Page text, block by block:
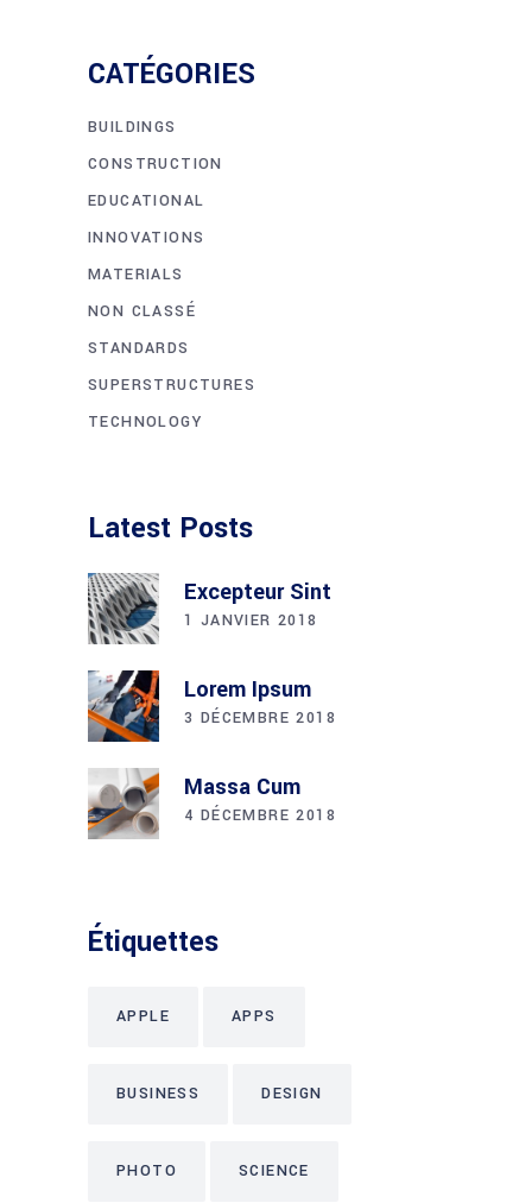
CATÉGORIES
BUILDINGS
CONSTRUCTION
EDUCATIONAL
INNOVATIONS
MATERIALS
NON CLASSÉ
STANDARDS
SUPERSTRUCTURES
TECHNOLOGY
Latest Posts
Excepteur Sint
1 JANVIER 2018
Lorem Ipsum
3 DÉCEMBRE 2018
Massa Cum
4 DÉCEMBRE 2018
Étiquettes
APPLE APPS
BUSINESS DESIGN
PHOTO SCIENCE